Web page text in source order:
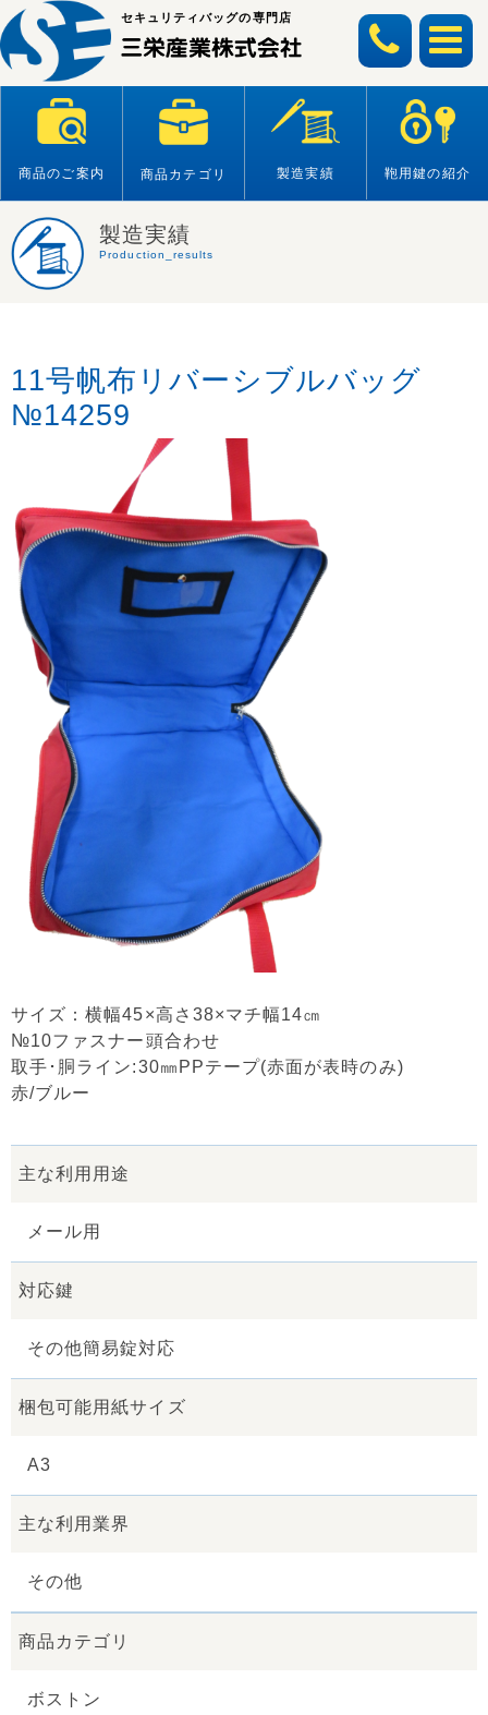
Skip
to
content
セキュリティバッグの専門店
商品のご案内 商品カテゴリ 製造実績 鞄用鍵の紹介
製造実績
Production_results
11号帆布リバーシブルバッグ
№14259
サイズ：横幅45×高さ38×マチ幅14㎝
№10ファスナー頭合わせ
取手･胴ライン:30㎜PPテープ(赤面が表時のみ)
赤/ブルー
主な利用用途
メール用
対応鍵
その他簡易錠対応
梱包可能用紙サイズ
A3
主な利用業界
その他
商品カテゴリ
ボストン